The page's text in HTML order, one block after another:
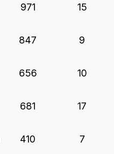
971 15
847 9
656 10
681 17
410 7